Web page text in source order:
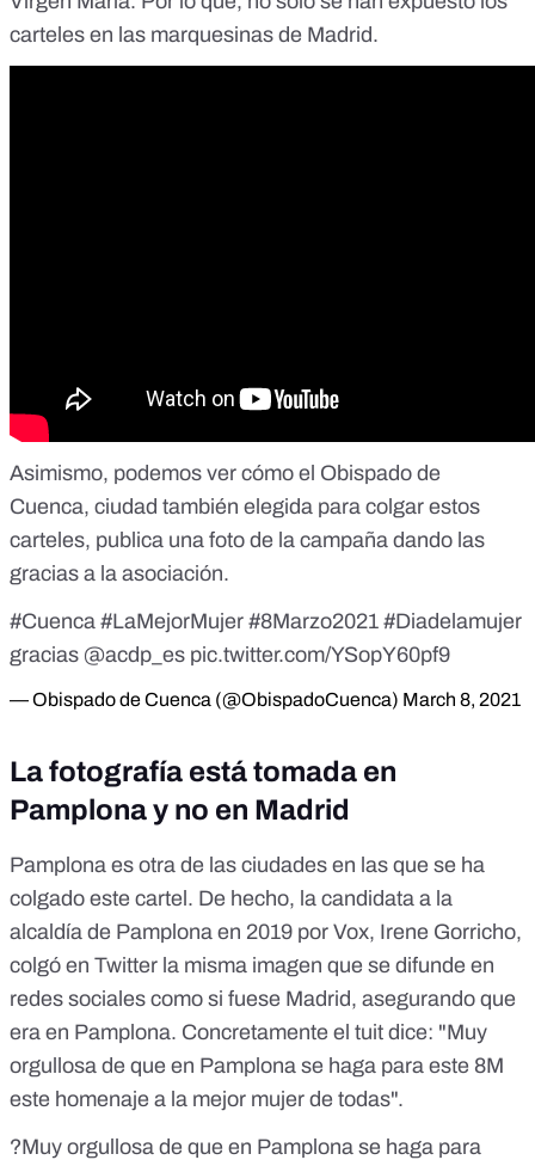
carteles en las marquesinas de Madrid.
Asimismo, podemos ver cómo el Obispado de
Cuenca, ciudad también elegida para colgar estos
carteles, publica una foto de la campaña dando las
gracias a la asociación.
#Cuenca #LaMejorMujer #8Marzo2021 #Diadelamujer
gracias @acdp_es pic.twitter.com/YSopY60pf9
— Obispado de Cuenca (@ObispadoCuenca) March 8, 2021
La fotografía está tomada en
Pamplona y no en Madrid
Pamplona es otra de las ciudades en las que se ha
colgado este cartel. De hecho, la candidata a la
alcaldía de Pamplona en 2019 por Vox, Irene Gorricho,
colgó en Twitter la misma imagen que se difunde en
redes sociales como si fuese Madrid, asegurando que
era en Pamplona. Concretamente el tuit dice: "Muy
orgullosa de que en Pamplona se haga para este 8M
este homenaje a la mejor mujer de todas".
?Muy orgullosa de que en Pamplona se haga para